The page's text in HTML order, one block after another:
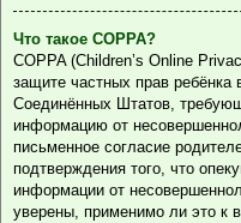
Что такое COPPA?
COPPA (Children’s Online
защите частных прав ребёнка
Соединённых Штатов,
информацию от
письменное согласие
подтверждения того, что
информации от
уверены, применимо ли это к